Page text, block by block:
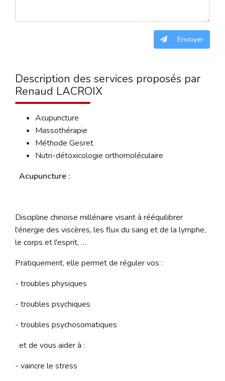
Envoyer
Description des services proposés par
Renaud LACROIX
Acupuncture
Massothérapie
Méthode Gesret
Nutri-détoxicologie orthomoléculaire
Acupuncture :
Discipline chinoise millénaire visant à rééquilibrer
l'énergie des viscères, les flux du sang et de la lymphe,
le corps et l'esprit, …
Pratiquement, elle permet de réguler vos :
- troubles physiques
- troubles psychiques
- troubles psychosomatiques
et de vous aider à :
- vaincre le stress